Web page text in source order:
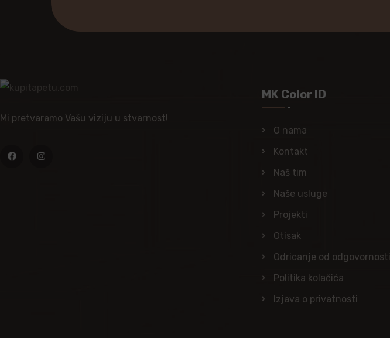
Mi pretvaramo Vašu viziju u stvarnost!
MK Color ID
O nama
Kontakt
Naš tim
Naše usluge
Projekti
Otisak
Odricanje od odgovornosti
Politika kolačića
Izjava o privatnosti